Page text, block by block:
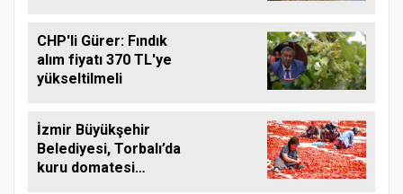
CHP'li Gürer: Fındık
alım fiyatı 370 TL'ye
yükseltilmeli
İzmir Büyükşehir
Belediyesi, Torbalı’da
kuru domatesi